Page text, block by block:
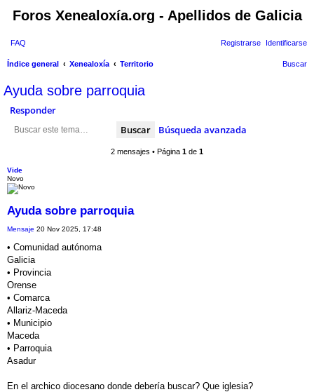
Foros Xenealoxía.org - Apellidos de Galicia
FAQ Identificarse
Registrarse
Índice general Xenealoxía Territorio Buscar
Ayuda sobre parroquia
Responder
Buscar
Búsqueda avanzada
2 mensajes • Página 1 de 1
Vide
Novo
Ayuda sobre parroquia
Mensaje 20 Nov 2025, 17:48
• Comunidad autónoma
Galicia
• Provincia
Orense
• Comarca
Allariz-Maceda
• Municipio
Maceda
• Parroquia
Asadur
En el archico diocesano donde debería buscar? Que iglesia?